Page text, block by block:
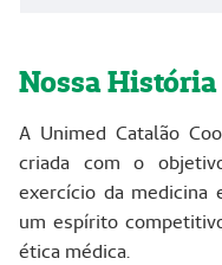
Nossa História
A Unimed Catalão
criada com o
exercício da medicina
um espírito
ética médica.